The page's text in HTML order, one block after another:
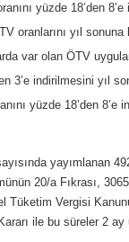
yüzde 18’den
oranlarını yıl sonuna
var olan ÖTV
3’e indirilmesini yıl
yüzde 18’den
yayımlanan
20/a Fıkrası,
Tüketim Vergisi
ile bu süreler 2